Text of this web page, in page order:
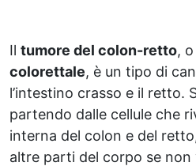
Il tumore del colon-retto, o
colorettale, è un tipo di
l’intestino crasso e il retto.
partendo dalle cellule che
interna del colon e del
altre parti del corpo se